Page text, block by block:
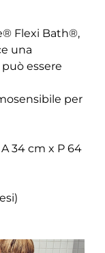
Flexi Bath®,
una
essere
per
34 cm x P 64